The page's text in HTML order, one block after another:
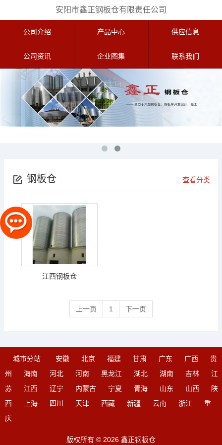
安阳市鑫正钢板仓有限责任公司
公司介绍 产品中心 供应信息
公司资讯 企业图集 联系我们
钢板仓 查看分类
江西钢板仓
上一页 1 下一页
城市分站 安徽 北京 福建 甘肃 广东 广西
贵
州
海南 河北 河南 黑龙江 湖北 湖南 吉林
江
苏
江西 辽宁 内蒙古 宁夏 青海 山东 山西
陕
西
上海 四川 天津 西藏 新疆 云南 浙江
重
庆
版权所有 © 2026 鑫正钢板仓